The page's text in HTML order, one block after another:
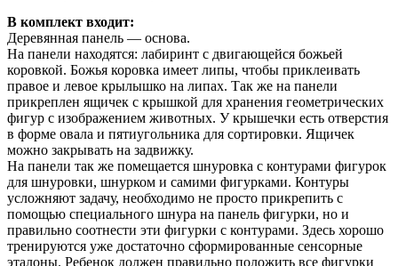
В комплект входит:
Деревянная панель — основа.
На панели находятся: лабиринт с двигающейся божьей
коровкой. Божья коровка имеет липы, чтобы приклеивать
правое и левое крылышко на липах. Так же на панели
прикреплен ящичек с крышкой для хранения геометрических
фигур с изображением животных. У крышечки есть отверстия
в форме овала и пятиугольника для сортировки. Ящичек
можно закрывать на задвижку.
На панели так же помещается шнуровка с контурами фигурок
для шнуровки, шнурком и самими фигурками. Контуры
усложняют задачу, необходимо не просто прикрепить с
помощью специального шнура на панель фигурки, но и
правильно соотнести эти фигурки с контурами. Здесь хорошо
тренируются уже достаточно сформированные сенсорные
эталоны. Ребенок должен правильно положить все фигурки